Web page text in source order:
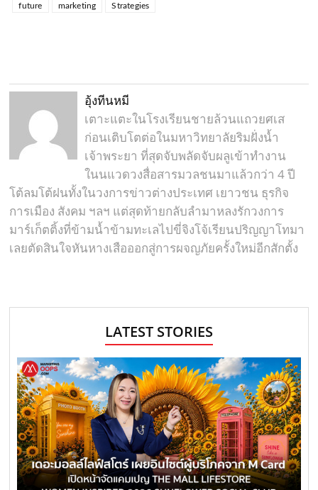
future
marketing Strategies
อุ้งทีนหมี
เตาะแตะในโรงเรียนชายล้วนแถวยศเส
ก่อนเติบโตต่อในมหาวิทยาลัยริมฝั่งน้ำ
เจ้าพระยา ที่สุดจับพลัดจับผลูเข้าทำงาน
ในนแวดวงสื่อสารมวลชนมาแล้วกว่า 4 ปี
โต้ลมโต้ฝนทั้งในวงการข่าวต่างประเทศ เยาวชน ธุรกิจ
การเมือง สังคม ฯลฯ แต่สุดท้ายกลับลำมาหลงรักวงการ
มาร์เก็ตติ้งที่ข้ามน้ำข้ามทะเลไปขี่จิงโจ้เรียนปริญญาโทมา
เลยตัดสินใจหันหางเสือออกสู่การผจญภัยครั้งใหม่อีกสักตั้ง
LATEST STORIES